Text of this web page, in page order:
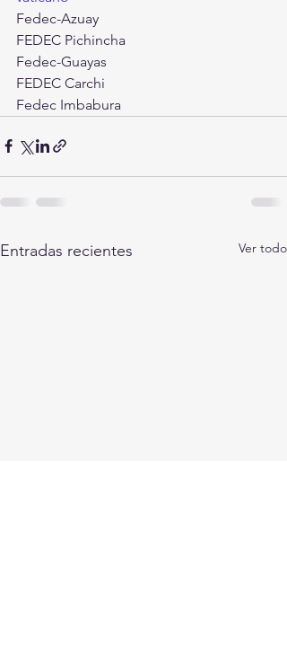
Fedec-Azuay
FEDEC Pichincha
Fedec-Guayas
FEDEC Carchi
Fedec Imbabura
Entradas recientes Ver todo